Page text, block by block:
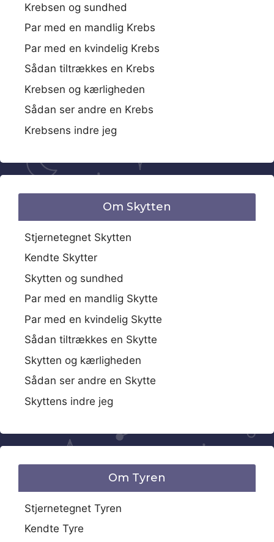
Krebsen og sundhed
Par med en mandlig Krebs
Par med en kvindelig Krebs
Sådan tiltrækkes en Krebs
Krebsen og kærligheden
Sådan ser andre en Krebs
Krebsens indre jeg
Om Skytten
Stjernetegnet Skytten
Kendte Skytter
Skytten og sundhed
Par med en mandlig Skytte
Par med en kvindelig Skytte
Sådan tiltrækkes en Skytte
Skytten og kærligheden
Sådan ser andre en Skytte
Skyttens indre jeg
Om Tyren
Stjernetegnet Tyren
Kendte Tyre